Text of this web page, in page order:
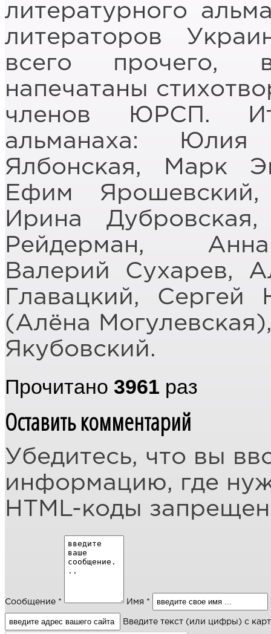
литературного
литераторов
всего прочего,
напечатаны
членов ЮРСП.
альманаха: Юлия
Ялбонская, Марк
Ефим Ярошевский,
Ирина
Рейдерман,
Валерий Сухарев,
Главацкий,
(Алёна
Якубовский.
Прочитано 3961 раз
Оставить комментарий
Убедитесь, что вы
информацию, где
HTML-коды
Сообщение * Имя *
Введите текст (или цифры) с